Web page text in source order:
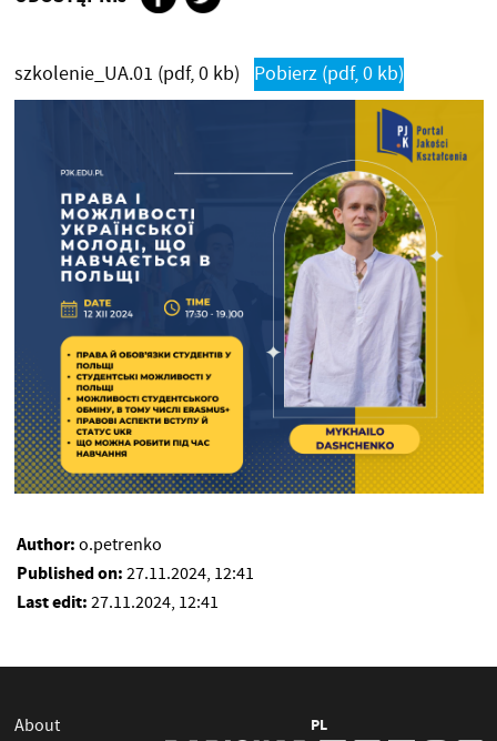
szkolenie_UA.01 (pdf, 0 kb) Pobierz (pdf, 0 kb)
Author: o.petrenko
Published on: 27.11.2024, 12:41
Last edit: 27.11.2024, 12:41
About
PL